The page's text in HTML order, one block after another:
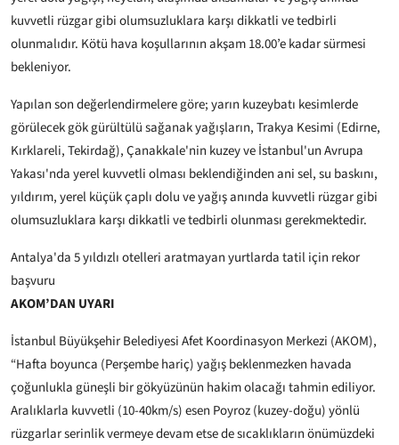
kuvvetli rüzgar gibi olumsuzluklara karşı dikkatli ve tedbirli
olunmalıdır. Kötü hava koşullarının akşam 18.00’e kadar sürmesi
bekleniyor.
Yapılan son değerlendirmelere göre; yarın kuzeybatı kesimlerde
görülecek gök gürültülü sağanak yağışların, Trakya Kesimi (Edirne,
Kırklareli, Tekirdağ), Çanakkale'nin kuzey ve İstanbul'un Avrupa
Yakası'nda yerel kuvvetli olması beklendiğinden ani sel, su baskını,
yıldırım, yerel küçük çaplı dolu ve yağış anında kuvvetli rüzgar gibi
olumsuzluklara karşı dikkatli ve tedbirli olunması gerekmektedir.
Antalya'da 5 yıldızlı otelleri aratmayan yurtlarda tatil için rekor
başvuru
AKOM’DAN UYARI
İstanbul Büyükşehir Belediyesi Afet Koordinasyon Merkezi (AKOM),
“Hafta boyunca (Perşembe hariç) yağış beklenmezken havada
çoğunlukla güneşli bir gökyüzünün hakim olacağı tahmin ediliyor.
Aralıklarla kuvvetli (10-40km/s) esen Poyroz (kuzey-doğu) yönlü
rüzgarlar serinlik vermeye devam etse de sıcaklıkların önümüzdeki